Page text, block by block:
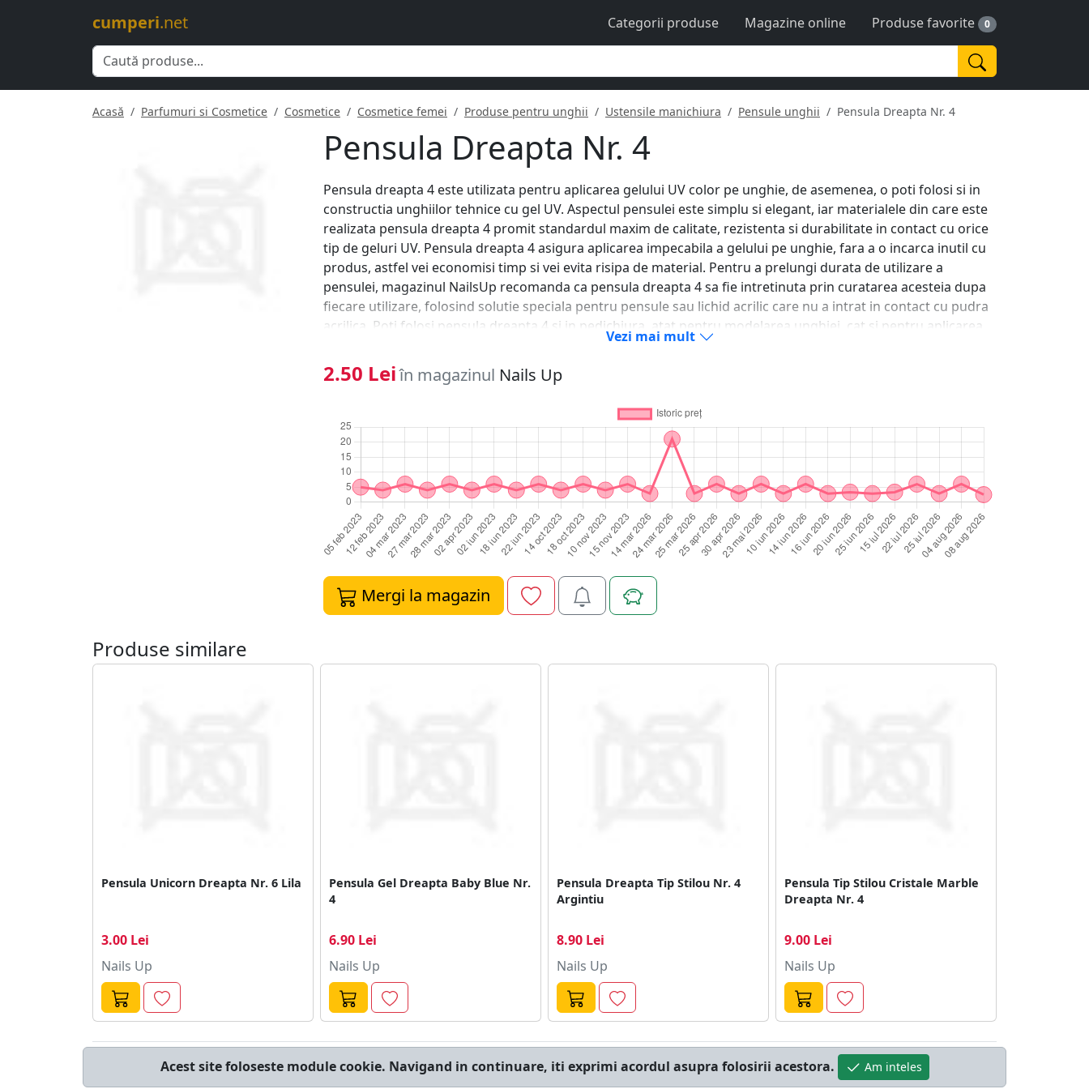
cumperi.net Categorii produse Magazine online Produse favorite 0
Acasă Parfumuri si Cosmetice Cosmetice Cosmetice femei Produse pentru unghii Ustensile manichiura Pensule unghii Pensula Dreapta Nr. 4
Pensula Dreapta Nr. 4
Pensula dreapta 4 este utilizata pentru aplicarea gelului UV color pe unghie, de asemenea, o poti folosi si in
constructia unghiilor tehnice cu gel UV. Aspectul pensulei este simplu si elegant, iar materialele din care este
realizata pensula dreapta 4 promit standardul maxim de calitate, rezistenta si durabilitate in contact cu orice
tip de geluri UV. Pensula dreapta 4 asigura aplicarea impecabila a gelului pe unghie, fara a o incarca inutil cu
produs, astfel vei economisi timp si vei evita risipa de material. Pentru a prelungi durata de utilizare a
pensulei, magazinul NailsUp recomanda ca pensula dreapta 4 sa fie intretinuta prin curatarea acesteia dupa
fiecare utilizare, folosind solutie speciala pentru pensule sau lichid acrilic care nu a intrat in contact cu pudra
acrilica. Poti folosi pensula dreapta 4 si in pedichiura, atat pentru modelarea unghiei, cat si pentru aplicarea
Vezi mai mult
2.50 Leiîn magazinul Nails Up
Mergi la magazin
Produse similare
Pensula Unicorn Dreapta Nr. 6 Lila
3.00 Lei
Nails Up
Pensula Gel Dreapta Baby Blue Nr.
4
6.90 Lei
Nails Up
Pensula Dreapta Tip Stilou Nr. 4
Argintiu
8.90 Lei
Nails Up
Pensula Tip Stilou Cristale Marble
Dreapta Nr. 4
9.00 Lei
Nails Up
© cumperi.net | Catalog cumparaturi online
Acest site foloseste module cookie. Navigand in continuare, iti exprimi acordul asupra folosirii acestora. Am inteles